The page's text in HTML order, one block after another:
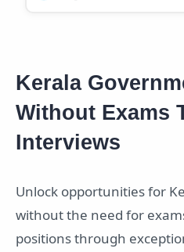
Kerala
Without Exams
Interviews
Unlock opportunities for
without the need for
positions through